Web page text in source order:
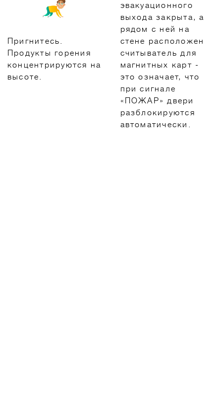
Пригнитесь.
Продукты горения
концентрируются на
высоте.
эвакуационного
выхода закрыта, а
рядом с ней на
стене расположен
считыватель для
магнитных карт -
это означает, что
при сигнале
«ПОЖАР» двери
разблокируются
автоматически.